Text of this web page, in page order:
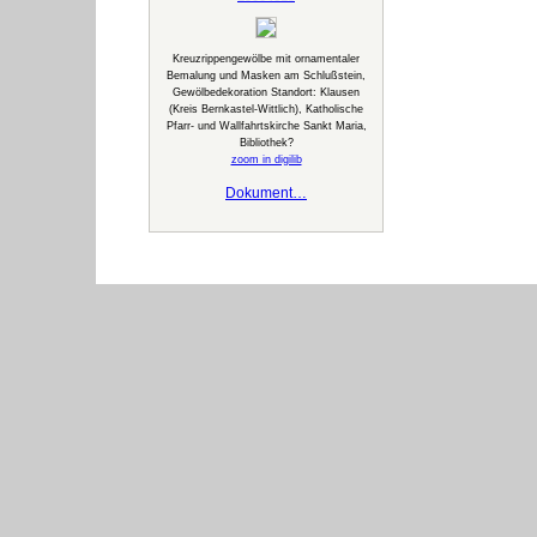
Kreuzrippengewölbe mit ornamentaler
Bemalung und Masken am Schlußstein,
Gewölbedekoration Standort: Klausen
(Kreis Bernkastel-Wittlich), Katholische
Pfarr- und Wallfahrtskirche Sankt Maria,
Bibliothek?
zoom in digilib
Dokument…